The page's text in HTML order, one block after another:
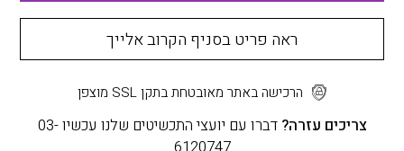
ראה פריט בסניף הקרוב אלייך
הרכישה באתר מאובטחת בתקן SSL מוצפן
צריכים עזרה?
דברו עם יועצי התכשיטים שלנו עכשיו 03-